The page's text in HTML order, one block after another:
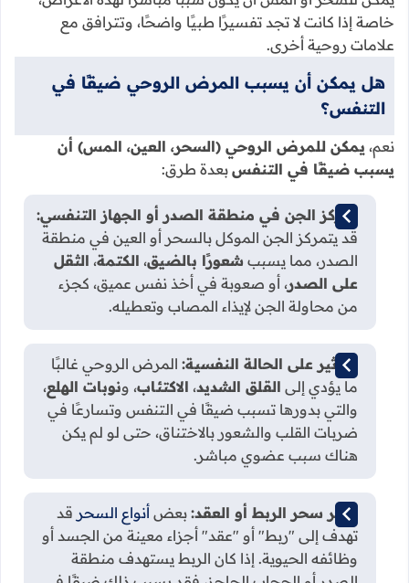
خاصة إذا كانت لا تجد تفسيرًا طبيًا واضحًا، وتترافق مع
علامات روحية أخرى.
هل يمكن أن يسبب المرض الروحي ضيقًا في
التنفس؟
نعم، يمكن للمرض الروحي (السحر، العين، المس) أن
يسبب ضيقًا في التنفس بعدة طرق:
تمركز الجن في منطقة الصدر أو الجهاز التنفسي:
قد يتمركز الجن الموكل بالسحر أو العين في منطقة
الصدر، مما يسبب شعورًا بالضيق، الكتمة، الثقل
على الصدر، أو صعوبة في أخذ نفس عميق، كجزء
من محاولة الجن لإيذاء المصاب وتعطيله.
التأثير على الحالة النفسية: المرض الروحي غالبًا
ما يؤدي إلى القلق الشديد، الاكتئاب، ونوبات الهلع،
والتي بدورها تسبب ضيقًا في التنفس وتسارعًا في
ضربات القلب والشعور بالاختناق، حتى لو لم يكن
هناك سبب عضوي مباشر.
تأثير سحر الربط أو العقد: بعض أنواع السحر قد
تهدف إلى "ربط" أو "عقد" أجزاء معينة من الجسد أو
وظائفه الحيوية. إذا كان الربط يستهدف منطقة